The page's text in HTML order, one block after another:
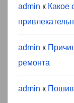
admin к Какое
admin к
ремонта
admin к Пошив